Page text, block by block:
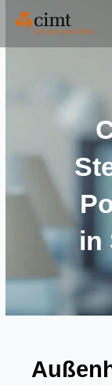
Inhalt
in